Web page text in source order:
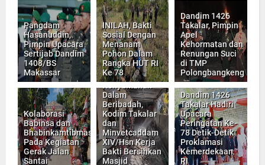
Pangdam
Hasanuddin,
Pimpin Upacara
Sertijab Dandim
1408/BS
Makassar
INILAH, Bakti
Sosial Dengan
Menanam
Pohon Dalam
Rangka HUT RI
Ke 78
Dandim 1426
Takalar, Pimpin
Apel
Kehormatan dan
Renungan Suci
di TMP
Polongbangkeng
Kolaborasi
Babinsa dan
Bhabinkamtibmas
Pada Kegiatan
Gerak Jalan
Santai
Wujudkan
Dalam
Beribadah,
Kodim Takalar
dan
Minvetcaddam
XIV/Hsn Kerja
Bakti Bersihkan
Masjid
Dandim 1426
Takalar Hadiri
Upacara
Peringatan Ke-
78 Detik-Detik
Proklamasi
Kemerdekaan
RI